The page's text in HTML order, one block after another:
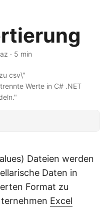
· 5 min
Werte in C# .NET
Dateien werden
Daten in
Format zu
Excel